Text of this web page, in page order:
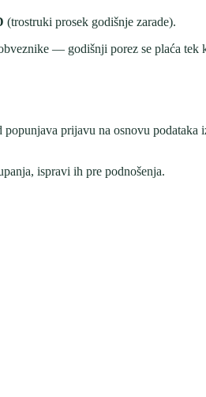
(trostruki prosek godišnje zarade).
— godišnji porez se plaća tek
popunjava prijavu na osnovu
ispravi ih pre podnošenja.